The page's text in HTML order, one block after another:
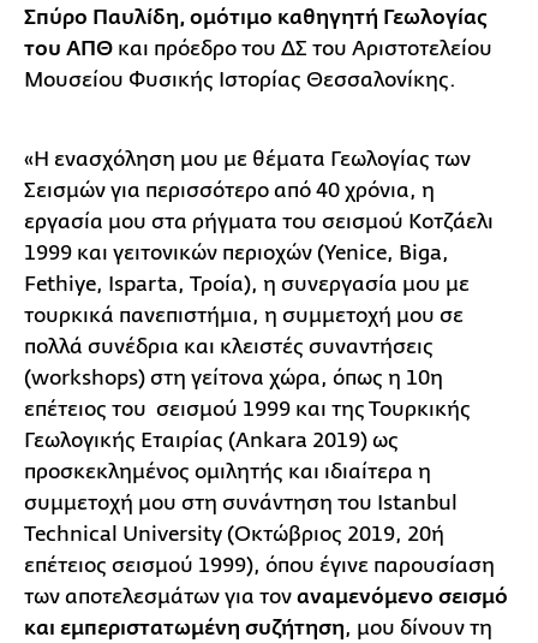
Σπύρο Παυλίδη, ομότιμο καθηγητή Γεωλογίας
του ΑΠΘ και πρόεδρο του ΔΣ του Αριστοτελείου
Μουσείου Φυσικής Ιστορίας Θεσσαλονίκης.
«Η ενασχόληση μου με θέματα Γεωλογίας των
Σεισμών για περισσότερο από 40 χρόνια, η
εργασία μου στα ρήγματα του σεισμού Κοτζάελι
1999 και γειτονικών περιοχών (Yenice, Biga,
Fethiye, Isparta, Τροία), η συνεργασία μου με
τουρκικά πανεπιστήμια, η συμμετοχή μου σε
πολλά συνέδρια και κλειστές συναντήσεις
(workshops) στη γείτονα χώρα, όπως η 10η
επέτειος του σεισμού 1999 και της Τουρκικής
Γεωλογικής Εταιρίας (Ankara 2019) ως
προσκεκλημένος ομιλητής και ιδιαίτερα η
συμμετοχή μου στη συνάντηση του Istanbul
Technical University (Οκτώβριος 2019, 20ή
επέτειος σεισμού 1999), όπου έγινε παρουσίαση
των αποτελεσμάτων για τον αναμενόμενο σεισμό
και εμπεριστατωμένη συζήτηση, μου δίνουν τη